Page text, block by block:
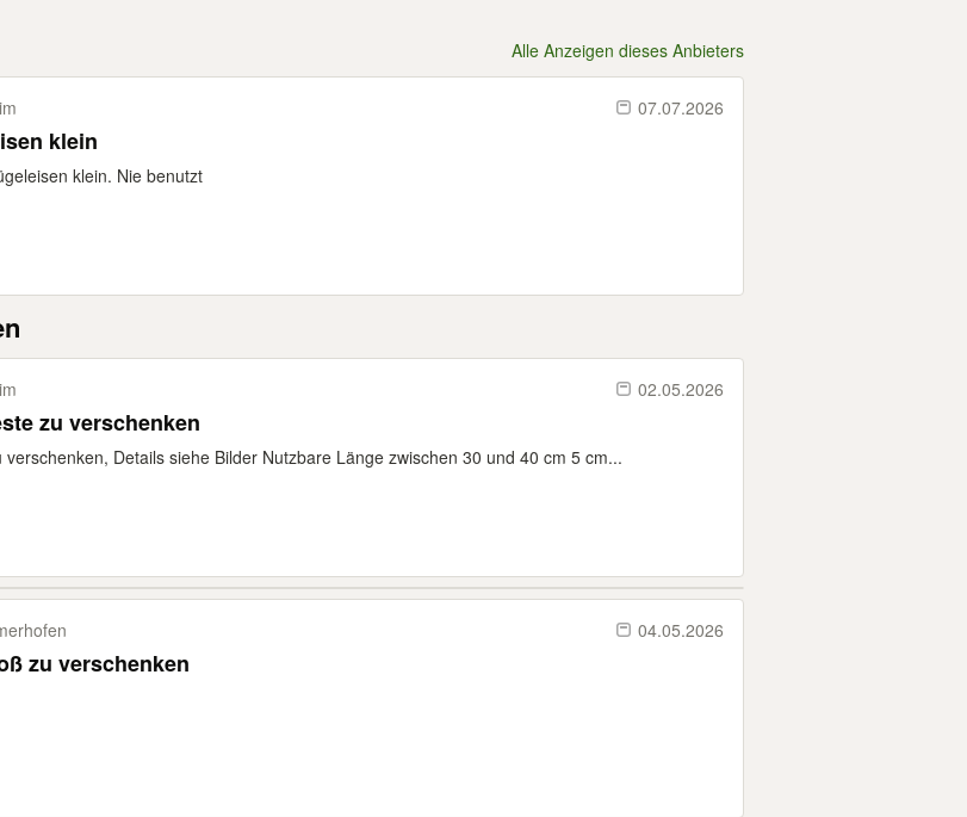
Alle Anzeigen dieses Anbieters
07.07.2026
klein
klein. Nie benutzt
02.05.2026
zu verschenken
verschenken, Details siehe Bilder Nutzbare Länge zwischen 30 und 40 cm 5 cm...
04.05.2026
zu verschenken